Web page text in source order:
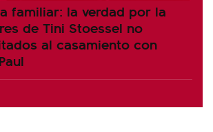
familiar: la verdad por la
de Tini Stoessel no
al casamiento con